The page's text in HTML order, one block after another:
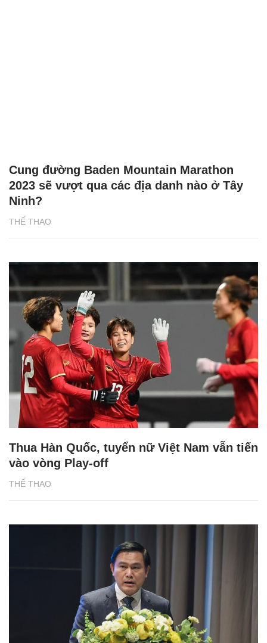
THỂ THAO
Cung đường Baden Mountain Marathon
2023 sẽ vượt qua các địa danh nào ở Tây
Ninh?
THỂ THAO
Thua Hàn Quốc, tuyển nữ Việt Nam vẫn tiến
vào vòng Play-off